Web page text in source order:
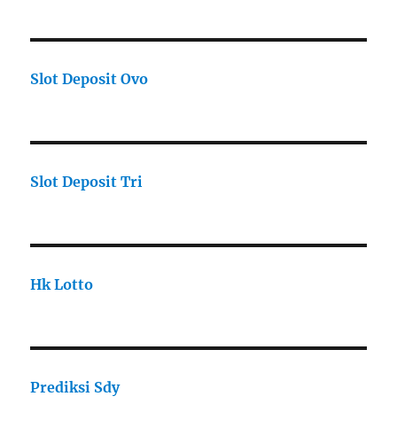
Slot Deposit Ovo
Slot Deposit Tri
Hk Lotto
Prediksi Sdy